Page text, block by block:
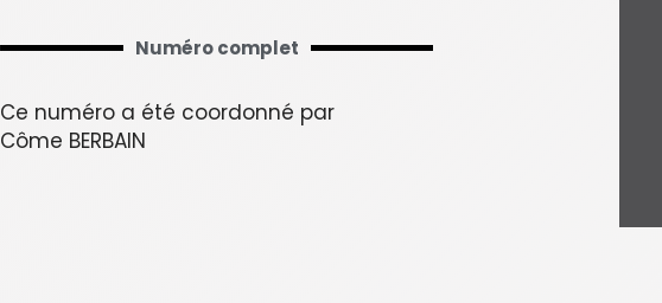
Numéro complet
Ce numéro a été coordonné par
Côme BERBAIN